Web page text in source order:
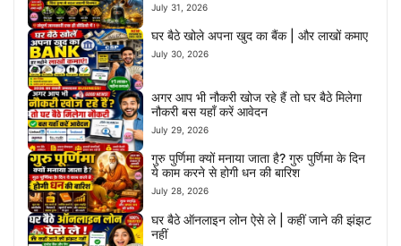
July 31, 2026
घर बैठे खोले अपना खुद का बैंक | और लाखों कमाए
July 30, 2026
अगर आप भी नौकरी खोज रहे हैं तो घर बैठे मिलेगा
नौकरी बस यहाँ करें आवेदन
July 29, 2026
गुरु पुर्णिमा क्यों मनाया जाता है? गुरु पुर्णिमा के दिन
ये काम करने से होगी धन की बारिश
July 28, 2026
घर बैठे ऑनलाइन लोन ऐसे ले | कहीं जाने की झंझट
नहीं